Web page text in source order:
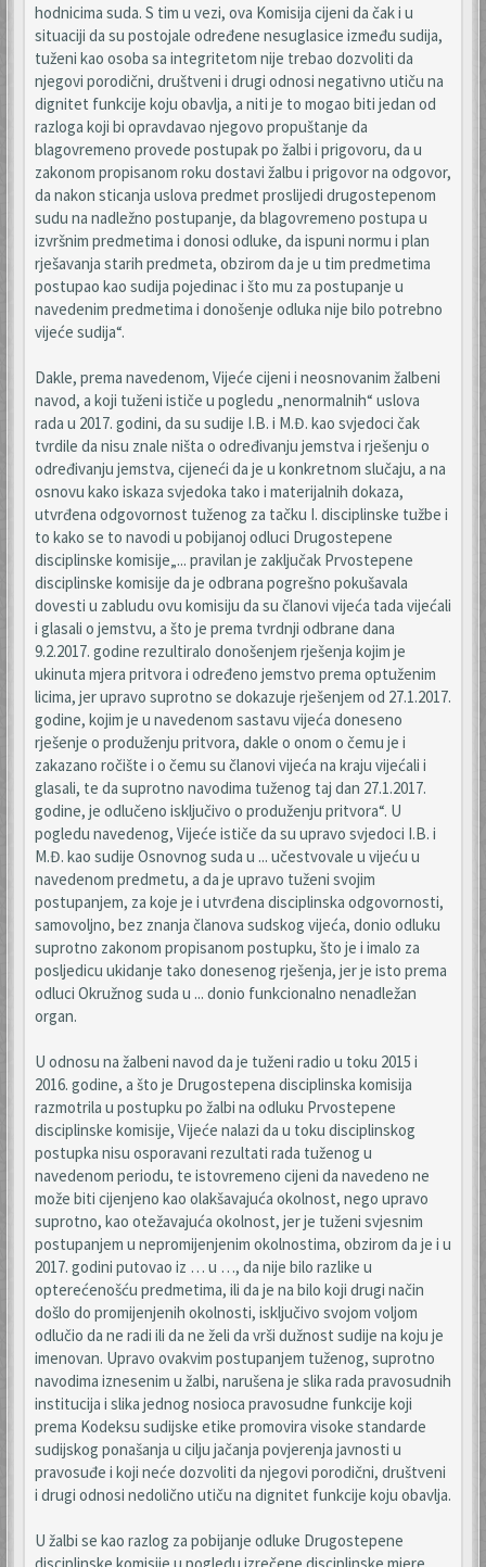
hodnicima suda. S tim u vezi, ova Komisija cijeni da čak i u
situaciji da su postojale određene nesuglasice između sudija,
tuženi kao osoba sa integritetom nije trebao dozvoliti da
njegovi porodični, društveni i drugi odnosi negativno utiču na
dignitet funkcije koju obavlja, a niti je to mogao biti jedan od
razloga koji bi opravdavao njegovo propuštanje da
blagovremeno provede postupak po žalbi i prigovoru, da u
zakonom propisanom roku dostavi žalbu i prigovor na odgovor,
da nakon sticanja uslova predmet proslijedi drugostepenom
sudu na nadležno postupanje, da blagovremeno postupa u
izvršnim predmetima i donosi odluke, da ispuni normu i plan
rješavanja starih predmeta, obzirom da je u tim predmetima
postupao kao sudija pojedinac i što mu za postupanje u
navedenim predmetima i donošenje odluka nije bilo potrebno
vijeće sudija“.
Dakle, prema navedenom, Vijeće cijeni i neosnovanim žalbeni
navod, a koji tuženi ističe u pogledu „nenormalnih“ uslova
rada u 2017. godini, da su sudije I.B. i M.Đ. kao svjedoci čak
tvrdile da nisu znale ništa o određivanju jemstva i rješenju o
određivanju jemstva, cijeneći da je u konkretnom slučaju, a na
osnovu kako iskaza svjedoka tako i materijalnih dokaza,
utvrđena odgovornost tuženog za tačku I. disciplinske tužbe i
to kako se to navodi u pobijanoj odluci Drugostepene
disciplinske komisije„... pravilan je zaključak Prvostepene
disciplinske komisije da je odbrana pogrešno pokušavala
dovesti u zabludu ovu komisiju da su članovi vijeća tada vijećali
i glasali o jemstvu, a što je prema tvrdnji odbrane dana
9.2.2017. godine rezultiralo donošenjem rješenja kojim je
ukinuta mjera pritvora i određeno jemstvo prema optuženim
licima, jer upravo suprotno se dokazuje rješenjem od 27.1.2017.
godine, kojim je u navedenom sastavu vijeća doneseno
rješenje o produženju pritvora, dakle o onom o čemu je i
zakazano ročište i o čemu su članovi vijeća na kraju vijećali i
glasali, te da suprotno navodima tuženog taj dan 27.1.2017.
godine, je odlučeno isključivo o produženju pritvora“. U
pogledu navedenog, Vijeće ističe da su upravo svjedoci I.B. i
M.Đ. kao sudije Osnovnog suda u ... učestvovale u vijeću u
navedenom predmetu, a da je upravo tuženi svojim
postupanjem, za koje je i utvrđena disciplinska odgovornosti,
samovoljno, bez znanja članova sudskog vijeća, donio odluku
suprotno zakonom propisanom postupku, što je i imalo za
posljedicu ukidanje tako donesenog rješenja, jer je isto prema
odluci Okružnog suda u ... donio funkcionalno nenadležan
organ.
U odnosu na žalbeni navod da je tuženi radio u toku 2015 i
2016. godine, a što je Drugostepena disciplinska komisija
razmotrila u postupku po žalbi na odluku Prvostepene
disciplinske komisije, Vijeće nalazi da u toku disciplinskog
postupka nisu osporavani rezultati rada tuženog u
navedenom periodu, te istovremeno cijeni da navedeno ne
može biti cijenjeno kao olakšavajuća okolnost, nego upravo
suprotno, kao otežavajuća okolnost, jer je tuženi svjesnim
postupanjem u nepromijenjenim okolnostima, obzirom da je i u
2017. godini putovao iz … u …, da nije bilo razlike u
opterećenošću predmetima, ili da je na bilo koji drugi način
došlo do promijenjenih okolnosti, isključivo svojom voljom
odlučio da ne radi ili da ne želi da vrši dužnost sudije na koju je
imenovan. Upravo ovakvim postupanjem tuženog, suprotno
navodima iznesenim u žalbi, narušena je slika rada pravosudnih
institucija i slika jednog nosioca pravosudne funkcije koji
prema Kodeksu sudijske etike promovira visoke standarde
sudijskog ponašanja u cilju jačanja povjerenja javnosti u
pravosuđe i koji neće dozvoliti da njegovi porodični, društveni
i drugi odnosi nedolično utiču na dignitet funkcije koju obavlja.
U žalbi se kao razlog za pobijanje odluke Drugostepene